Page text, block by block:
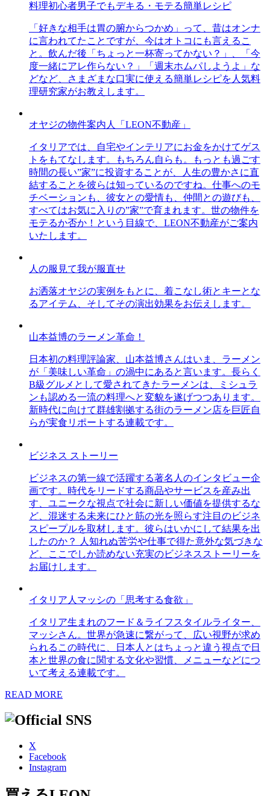
料理初心者男子でもデキる・モテる簡単レシピ
「好きな相手は胃の腑からつかめ」って、昔はオンナ
に言われてたことですが、今はオトコにも言えるこ
と。飲んだ後「ちょっと一杯寄ってかない？」、「今
度一緒にアレ作らない？」「週末ホムパしようよ」な
どなど、さまざまな口実に使える簡単レシピを人気料
理研究家がお教えします。
オヤジの物件案内人「LEON不動産」
イタリアでは、自宅やインテリアにお金をかけてゲス
トをもてなします。もちろん自らも。もっとも過ごす
時間の長い”家”に投資することが、人生の豊かさに直
結することを彼らは知っているのですね。仕事へのモ
チベーションも、彼女との愛情も、仲間との遊びも、
すべてはお気に入りの”家”で育まれます。世の物件を
モテるか否か！という目線で、LEON不動産がご案内
いたします。
人の服見て我が服直せ
お洒落オヤジの実例をもとに、着こなし術とキーとな
るアイテム、そしてその演出効果をお伝えします。
山本益博のラーメン革命！
日本初の料理評論家、山本益博さんはいま、ラーメン
が「美味しい革命」の渦中にあると言います。長らく
B級グルメとして愛されてきたラーメンは、ミシュラ
ンも認める一流の料理へと変貌を遂げつつあります。
新時代に向けて群雄割拠する街のラーメン店を巨匠自
らが実食リポートする連載です。
ビジネス ストーリー
ビジネスの第一線で活躍する著名人のインタビュー企
画です。時代をリードする商品やサービスを産み出
す、ユニークな視点で社会に新しい価値を提供するな
ど、混迷する未来にひと筋の光を照らす注目のビジネ
スピープルを取材します。彼らはいかにして結果を出
したのか？ 人知れぬ苦労や仕事で得た意外な気づきな
ど、ここでしか読めない充実のビジネスストーリーを
お届けします。
イタリア人マッシの「思考する食欲」
イタリア生まれのフード＆ライフスタイルライター、
マッシさん。世界が急速に繋がって、広い視野が求め
られるこの時代に、日本人とはちょっと違う視点で日
本と世界の食に関する文化や習慣、メニューなどにつ
いて考える連載です。
READ MORE
X
Facebook
Instagram